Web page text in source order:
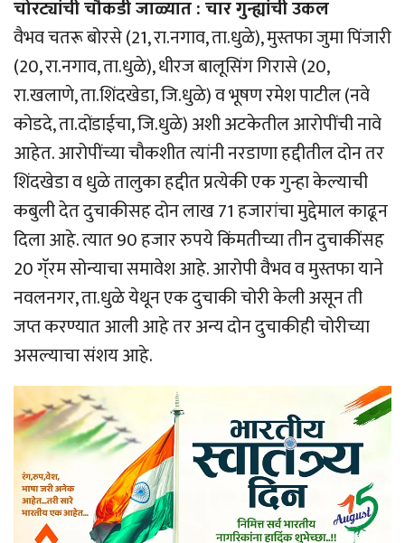
चोरट्यांची चौकडी जाळ्यात : चार गुन्ह्यांची उकल
वैभव चतरू बोरसे (21, रा.नगाव, ता.धुळे), मुस्तफा जुमा पिंजारी
(20, रा.नगाव, ता.धुळे), धीरज बालूसिंग गिरासे (20,
रा.खलाणे, ता.शिंदखेडा, जि.धुळे) व भूषण रमेश पाटील (नवे
कोडदे, ता.दोंडाईचा, जि.धुळे) अशी अटकेतील आरोपींची नावे
आहेत. आरोपींच्या चौकशीत त्यांनी नरडाणा हद्दीतील दोन तर
शिंदखेडा व धुळे तालुका हद्दीत प्रत्येकी एक गुन्हा केल्याची
कबुली देत दुचाकीसह दोन लाख 71 हजारांचा मुद्देमाल काढून
दिला आहे. त्यात 90 हजार रुपये किंमतीच्या तीन दुचाकींसह
20 गॅ्रम सोन्याचा समावेश आहे. आरोपी वैभव व मुस्तफा याने
नवलनगर, ता.धुळे येथून एक दुचाकी चोरी केली असून ती
जप्त करण्यात आली आहे तर अन्य दोन दुचाकीही चोरीच्या
असल्याचा संशय आहे.